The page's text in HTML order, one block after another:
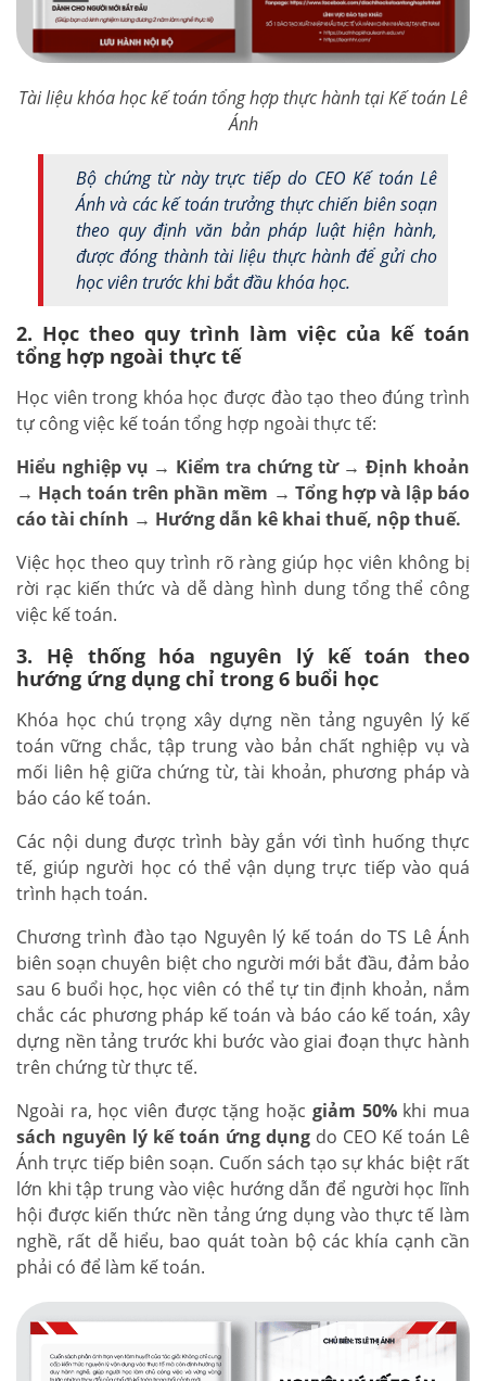
Tài liệu khóa học kế toán tổng hợp thực hành tại Kế toán Lê
Ánh
Bộ chứng từ này trực tiếp do CEO Kế toán Lê
Ánh và các kế toán trưởng thực chiến biên soạn
theo quy định văn bản pháp luật hiện hành,
được đóng thành tài liệu thực hành để gửi cho
học viên trước khi bắt đầu khóa học.
2. Học theo quy trình làm việc của kế toán
tổng hợp ngoài thực tế
Học viên trong khóa học được đào tạo theo đúng trình
tự công việc kế toán tổng hợp ngoài thực tế:
Hiểu nghiệp vụ → Kiểm tra chứng từ → Định khoản
→ Hạch toán trên phần mềm → Tổng hợp và lập báo
cáo tài chính → Hướng dẫn kê khai thuế, nộp thuế.
Việc học theo quy trình rõ ràng giúp học viên không bị
rời rạc kiến thức và dễ dàng hình dung tổng thể công
việc kế toán.
3. Hệ thống hóa nguyên lý kế toán theo
hướng ứng dụng chỉ trong 6 buổi học
Khóa học chú trọng xây dựng nền tảng nguyên lý kế
toán vững chắc, tập trung vào bản chất nghiệp vụ và
mối liên hệ giữa chứng từ, tài khoản, phương pháp và
báo cáo kế toán.
Các nội dung được trình bày gắn với tình huống thực
tế, giúp người học có thể vận dụng trực tiếp vào quá
trình hạch toán.
Chương trình đào tạo Nguyên lý kế toán do TS Lê Ánh
biên soạn chuyên biệt cho người mới bắt đầu, đảm bảo
sau 6 buổi học, học viên có thể tự tin định khoản, nắm
chắc các phương pháp kế toán và báo cáo kế toán, xây
dựng nền tảng trước khi bước vào giai đoạn thực hành
trên chứng từ thực tế.
Ngoài ra, học viên được tặng hoặc giảm 50%khi mua
sách nguyên lý kế toán ứng dụng do CEO Kế toán Lê
Ánh trực tiếp biên soạn. Cuốn sách tạo sự khác biệt rất
lớn khi tập trung vào việc hướng dẫn để người học lĩnh
hội được kiến thức nền tảng ứng dụng vào thực tế làm
nghề, rất dễ hiểu, bao quát toàn bộ các khía cạnh cần
phải có để làm kế toán.